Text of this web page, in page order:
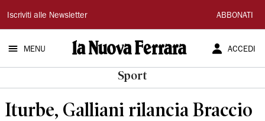
La
Nuova
Ferrara
Iscriviti alle Newsletter ABBONATI
MENU ACCEDI
Sport
Iturbe, Galliani rilancia Braccio